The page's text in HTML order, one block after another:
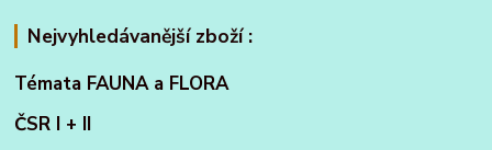
Nejvyhledávanější zboží :
Témata FAUNA a FLORA
ČSR I + II